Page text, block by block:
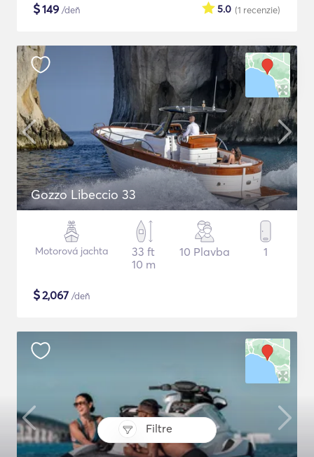
Filtre
$149 /deň (1 recenzie)
5.0
Gozzo Libeccio 33
Motorová jachta
33 ft
10 m
10 Plavba 1
$2,067 /deň